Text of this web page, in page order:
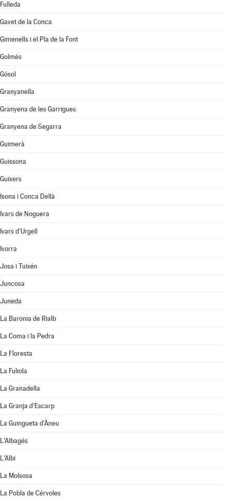
Fulleda
Gavet de la Conca
Gimenells i el Pla de la Font
Golmés
Gósol
Granyanella
Granyena de les Garrigues
Granyena de Segarra
Guimerà
Guissona
Guixers
Isona i Conca Dellà
Ivars de Noguera
Ivars d'Urgell
Ivorra
Josa i Tuixén
Juncosa
Juneda
La Baronia de Rialb
La Coma i la Pedra
La Floresta
La Fuliola
La Granadella
La Granja d'Escarp
La Guingueta d'Àneu
L'Albagés
L'Albi
La Molsosa
La Pobla de Cérvoles